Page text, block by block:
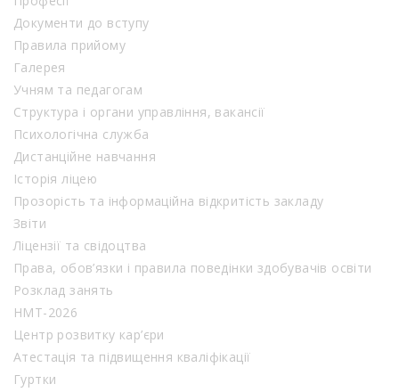
Документи до вступу
Правила прийому
Галерея
Учням та педагогам
Структура і органи управління, вакансії
Психологічна служба
Дистанційне навчання
Історія ліцею
Прозорість та інформаційна відкритість закладу
Звіти
Ліцензії та свідоцтва
Права, обов’язки і правила поведінки здобувачів освіти
Розклад занять
НМТ-2026
Центр розвитку кар’єри
Атестація та підвищення кваліфікації
Гуртки